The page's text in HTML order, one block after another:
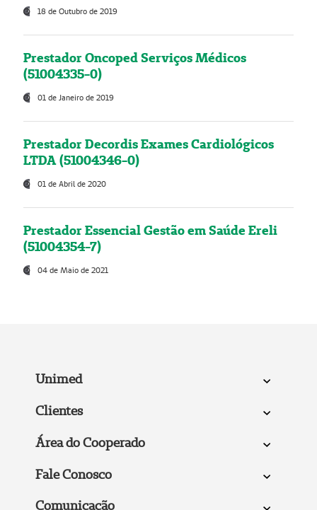
18 de Outubro de 2019
Prestador Oncoped Serviços Médicos
(51004335-0)
01 de Janeiro de 2019
Prestador Decordis Exames Cardiológicos
LTDA (51004346-0)
01 de Abril de 2020
Prestador Essencial Gestão em Saúde Ereli
(51004354-7)
04 de Maio de 2021
Unimed
Clientes
Área do Cooperado
Fale Conosco
Comunicação